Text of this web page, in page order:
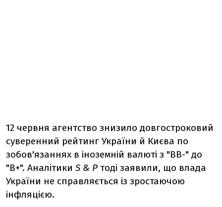
12 червня агентство знизило довгостроковий
суверенний рейтинг України й Києва по
зобов'язаннях в іноземній валюті з "ВВ-" до
"В+". Аналітики S & P тоді заявили, що влада
України не справляється із зростаючою
інфляцією.